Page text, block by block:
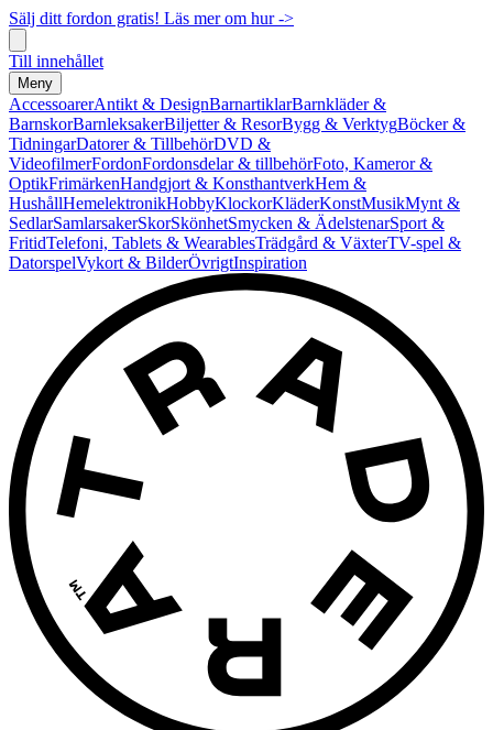
Sälj ditt fordon gratis! Läs mer om hur ->
Till innehållet
Meny
AccessoarerAntikt & DesignBarnartiklarBarnkläder &
BarnskorBarnleksakerBiljetter & ResorBygg & VerktygBöcker &
TidningarDatorer & TillbehörDVD &
VideofilmerFordonFordonsdelar & tillbehörFoto, Kameror &
OptikFrimärkenHandgjort & KonsthantverkHem &
HushållHemelektronikHobbyKlockorKläderKonstMusikMynt &
SedlarSamlarsakerSkorSkönhetSmycken & ÄdelstenarSport &
FritidTelefoni, Tablets & WearablesTrädgård & VäxterTV-spel &
DatorspelVykort & BilderÖvrigtInspiration